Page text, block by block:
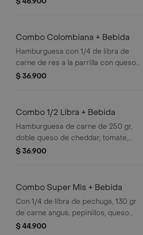
Combo Colombiana + Bebida
Hamburguesa con 1/4 de libra de
carne de res a la parrilla con queso
mozzarella, huevo frito, tocineta y
$ 36.900
Combo 1/2 Libra + Bebida
Hamburguesa de carne de 250 gr,
doble queso de cheddar, tomate,
cebolla, papas y bebida
$ 36.900
Combo Super Mis + Bebida
Con 1/4 de libra de pechuga, 130 gr
de carne angus, pepinillos, queso
cheddar, tocinera, lechuga. con papas
$ 44.900